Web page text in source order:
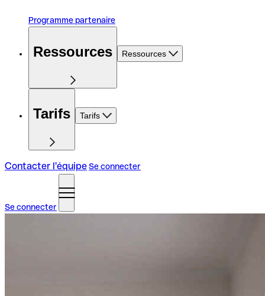
Programme partenaire
Ressources Ressources
Tarifs Tarifs
Contacter l'équipeSe connecter
Se connecter